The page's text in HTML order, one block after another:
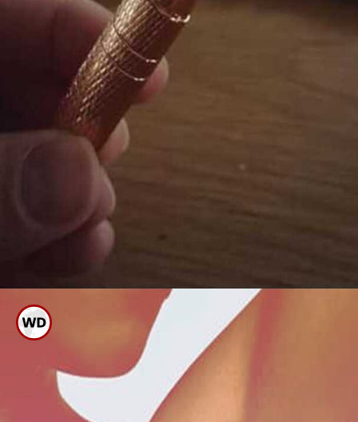
ಬ್ಲೇಡ್ ಫಿಕ್ಸ್ ಮಾಡುವಂತಹ ರೇಝರ್
ನ್ನು ಬಳಸಿದರೆ ಉತ್ತಮ